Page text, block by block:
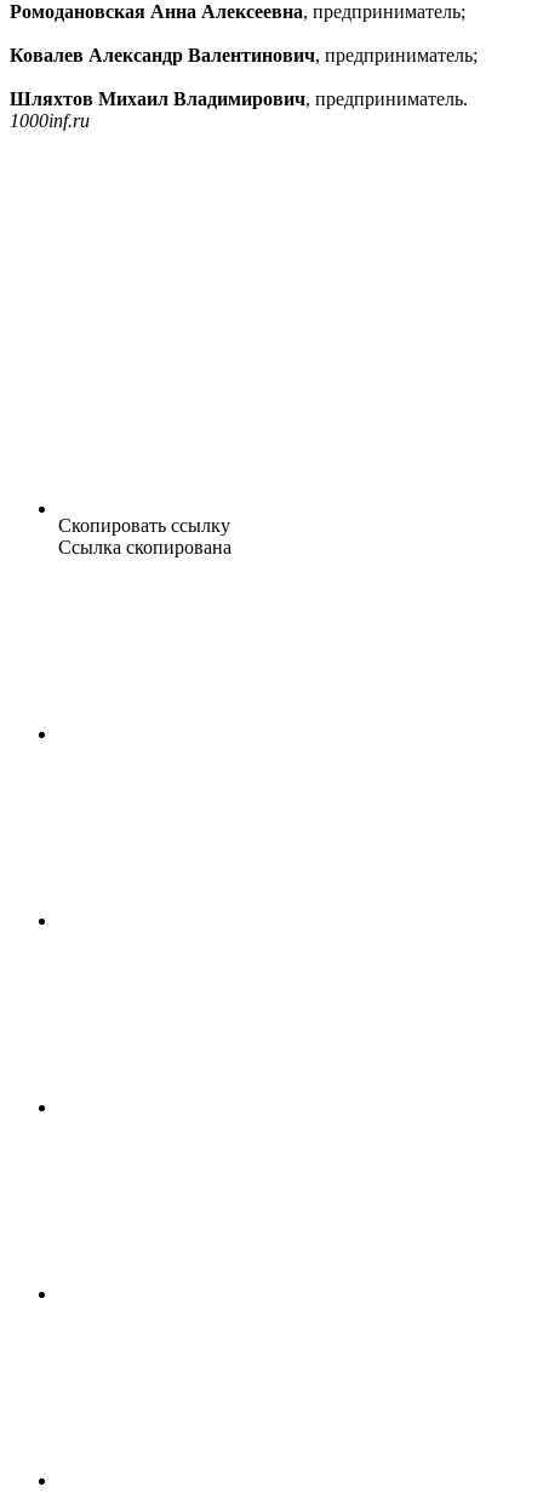
Ромодановская Анна Алексеевна, предприниматель;
Ковалев Александр Валентинович, предприниматель;
Шляхтов Михаил Владимирович, предприниматель.
1000inf.ru
Скопировать ссылку
Ссылка скопирована